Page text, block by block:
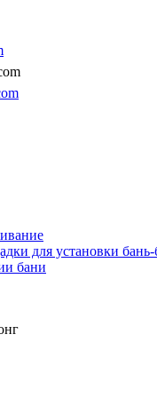
для установки бань-
бани